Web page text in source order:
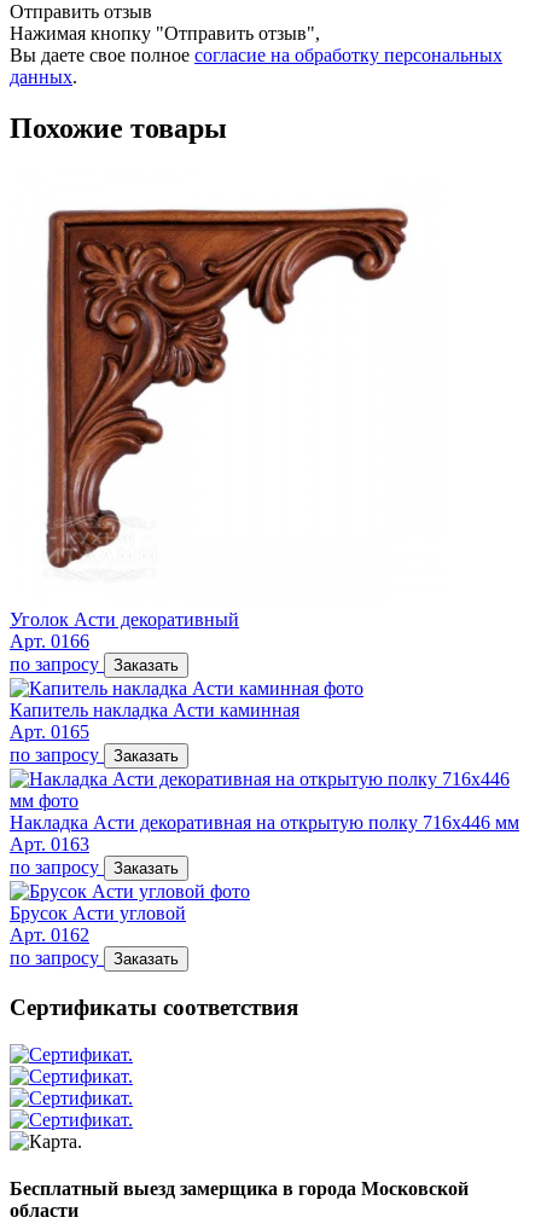
Отправить отзыв
Нажимая кнопку "Отправить отзыв",
Вы даете свое полное согласие на обработку персональных
данных.
Похожие товары
Уголок Асти декоративный
Арт. 0166
по запросу
Заказать
Капитель накладка Асти каминная
Арт. 0165
по запросу
Заказать
Накладка Асти декоративная на открытую полку 716х446 мм
Арт. 0163
по запросу
Заказать
Брусок Асти угловой
Арт. 0162
по запросу
Заказать
Сертификаты соответствия
Бесплатный выезд замерщика в города Московской
области